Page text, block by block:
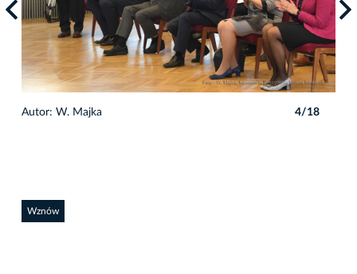
Autor: W. Majka 4/18
Wznów